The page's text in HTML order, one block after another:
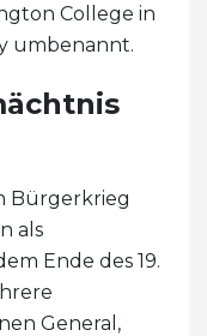
College in
umbenannt.
Bürgerkrieg
als
Ende des 19.
General,